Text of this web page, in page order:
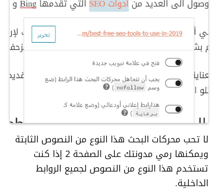
لا تحب محركات البحث هذا النوع من النصوص الثابتة
ويمكنها رمي مدونتك على الصفحة 2 إذا كنت
تستخدم هذا النوع من النصوص لجميع الروابط
الداخلية.